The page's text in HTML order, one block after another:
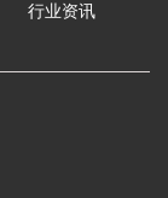
行业资讯